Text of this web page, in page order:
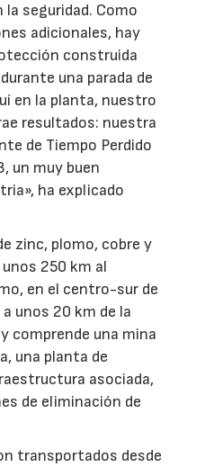
la seguridad. Como
adicionales, hay
construida
una parada de
en la planta, nuestro
resultados: nuestra
de Tiempo Perdido
un muy buen
ha explicado
zinc, plomo, cobre y
250 km al
en el centro-sur de
unos 20 km de la
comprende una mina
una planta de
asociada,
de eliminación de
transportados desde